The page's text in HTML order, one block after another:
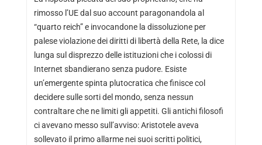
rimosso l’UE dal suo account paragonandola al
“quarto reich” e invocandone la dissoluzione per
palese violazione dei diritti di libertà della Rete, la dice
lunga sul disprezzo delle istituzioni che i colossi di
Internet sbandierano senza pudore. Esiste
un’emergente spinta plutocratica che finisce col
decidere sulle sorti del mondo, senza nessun
contraltare che ne limiti gli appetiti. Gli antichi filosofi
ci avevano messo sull’avviso: Aristotele aveva
sollevato il primo allarme nei suoi scritti politici,